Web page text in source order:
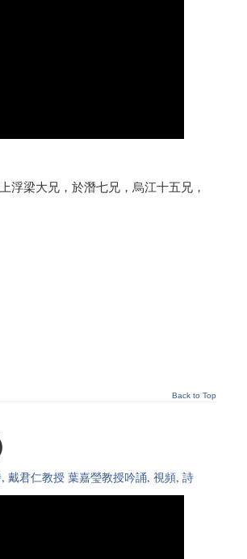
浮梁大兄，於潛七兄，烏江十五兄，
Back to Top
, 戴君仁教授 葉嘉瑩教授吟誦, 視頻, 詩